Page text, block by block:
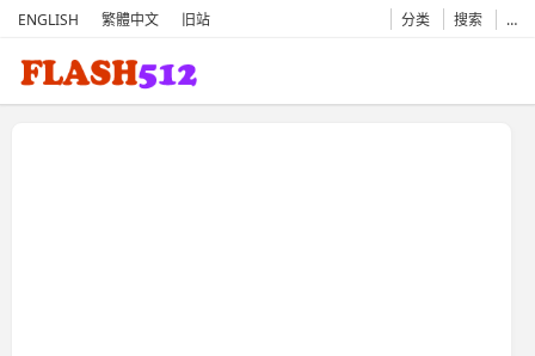
ENGLISH 繁體中文 旧站 分类 搜索 …